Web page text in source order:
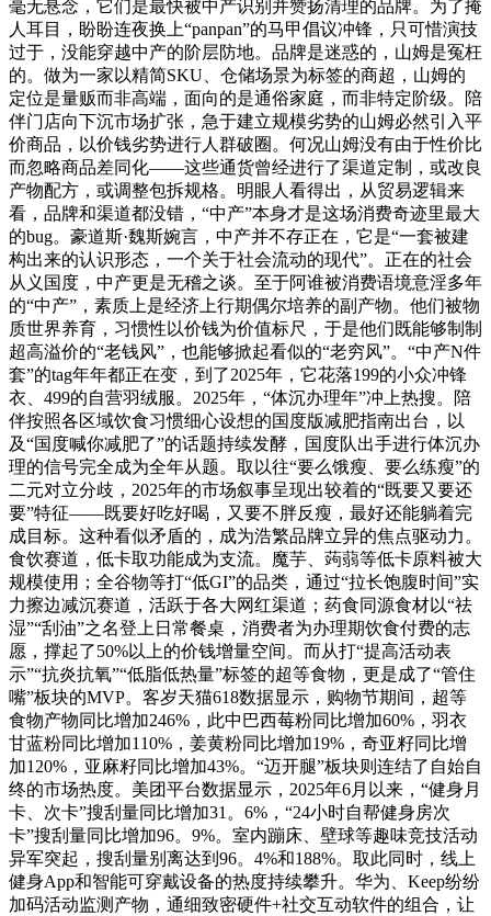
毫无悬念，它们是最快被中产识别并赞扬清理的品牌。为了掩
人耳目，盼盼连夜换上“panpan”的马甲倡议冲锋，只可惜演技
过于，没能穿越中产的阶层防地。品牌是迷惑的，山姆是冤枉
的。做为一家以精简SKU、仓储场景为标签的商超，山姆的
定位是量贩而非高端，面向的是通俗家庭，而非特定阶级。陪
伴门店向下沉市场扩张，急于建立规模劣势的山姆必然引入平
价商品，以价钱劣势进行人群破圈。何况山姆没有由于性价比
而忽略商品差同化——这些通货曾经进行了渠道定制，或改良
产物配方，或调整包拆规格。明眼人看得出，从贸易逻辑来
看，品牌和渠道都没错，“中产”本身才是这场消费奇迹里最大
的bug。豪道斯·魏斯婉言，中产并不存正在，它是“一套被建
构出来的认识形态，一个关于社会流动的现代”。正在的社会
从义国度，中产更是无稽之谈。至于阿谁被消费语境意淫多年
的“中产”，素质上是经济上行期偶尔培养的副产物。他们被物
质世界养育，习惯性以价钱为价值标尺，于是他们既能够制制
超高溢价的“老钱风”，也能够掀起看似的“老穷风”。“中产N件
套”的tag年年都正在变，到了2025年，它花落199的小众冲锋
衣、499的自营羽绒服。2025年，“体沉办理年”冲上热搜。陪
伴按照各区域饮食习惯细心设想的国度版减肥指南出台，以
及“国度喊你减肥了”的话题持续发酵，国度队出手进行体沉办
理的信号完全成为全年从题。取以往“要么饿瘦、要么练瘦”的
二元对立分歧，2025年的市场叙事呈现出较着的“既要又要还
要”特征——既要好吃好喝，又要不胖反瘦，最好还能躺着完
成目标。这种看似矛盾的，成为浩繁品牌立异的焦点驱动力。
食饮赛道，低卡取功能成为支流。魔芋、蒟蒻等低卡原料被大
规模使用；全谷物等打“低GI”的品类，通过“拉长饱腹时间”实
力擦边减沉赛道，活跃于各大网红渠道；药食同源食材以“祛
湿”“刮油”之名登上日常餐桌，消费者为办理期饮食付费的志
愿，撑起了50%以上的价钱增量空间。而从打“提高活动表
示”“抗炎抗氧”“低脂低热量”标签的超等食物，更是成了“管住
嘴”板块的MVP。客岁天猫618数据显示，购物节期间，超等
食物产物同比增加246%，此中巴西莓粉同比增加60%，羽衣
甘蓝粉同比增加110%，姜黄粉同比增加19%，奇亚籽同比增
加120%，亚麻籽同比增加43%。“迈开腿”板块则连结了自始自
终的市场热度。美团平台数据显示，2025年6月以来，“健身月
卡、次卡”搜刮量同比增加31。6%，“24小时自帮健身房次
卡”搜刮量同比增加96。9%。室内蹦床、壁球等趣味竞技活动
异军突起，搜刮量别离达到96。4%和188%。取此同时，线上
健身App和智能可穿戴设备的热度持续攀升。华为、Keep纷纷
加码活动监测产物，通细致密硬件+社交互动软件的组合，让